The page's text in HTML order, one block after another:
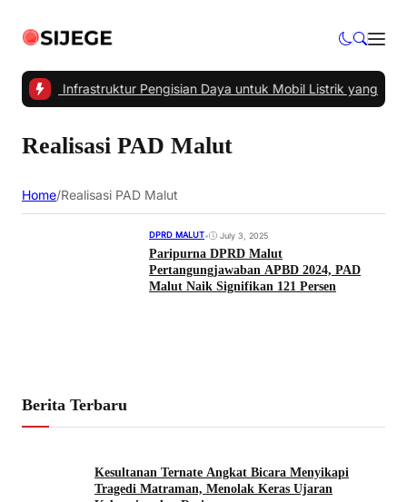
Utama Infrastruktur Pengisian Daya untuk Mobil Listrik yang
Realisasi PAD Malut
Home/Realisasi PAD Malut
DPRD MALUT• July 3, 2025
Paripurna DPRD Malut
Pertangungjawaban APBD 2024, PAD
Malut Naik Signifikan 121 Persen
Berita Terbaru
Kesultanan Ternate Angkat Bicara Menyikapi
Tragedi Matraman, Menolak Keras Ujaran